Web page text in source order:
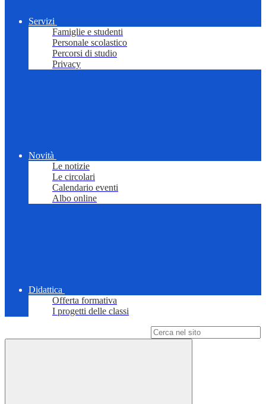
Servizi
Famiglie e studenti
Personale scolastico
Percorsi di studio
Privacy
Novità
Le notizie
Le circolari
Calendario eventi
Albo online
Didattica
Offerta formativa
I progetti delle classi